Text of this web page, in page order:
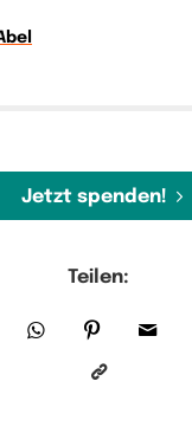
Jetzt spenden!
Teilen: